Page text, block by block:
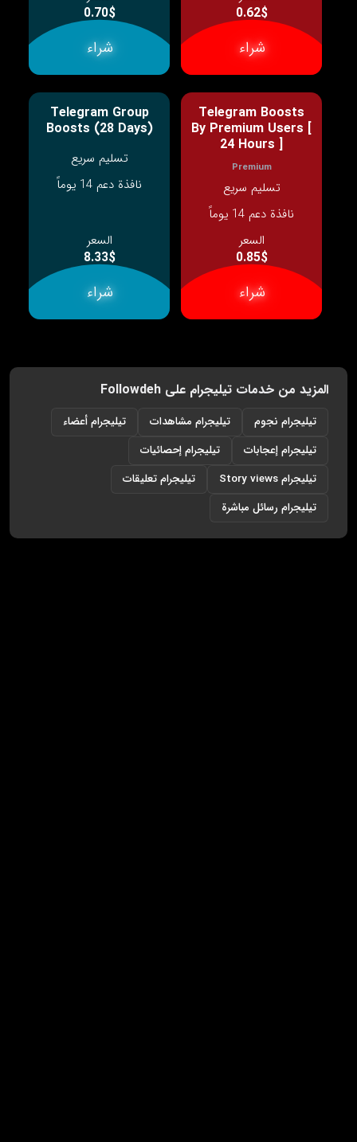
0.62$
شراء
0.70$
شراء
Telegram Boosts
By Premium Users [
24 Hours ]
Premium
تسليم سريع
نافذة دعم 14 يوماً
السعر
0.85$
شراء
Telegram Group
Boosts (28 Days)
تسليم سريع
نافذة دعم 14 يوماً
السعر
8.33$
شراء
المزيد من خدمات تيليجرام على Followdeh
تيليجرام نجوم تيليجرام مشاهدات
تيليجرام أعضاء
تيليجرام إعجابات
تيليجرام إحصائيات
تيليجرام Story views
تيليجرام تعليقات
تيليجرام رسائل مباشرة